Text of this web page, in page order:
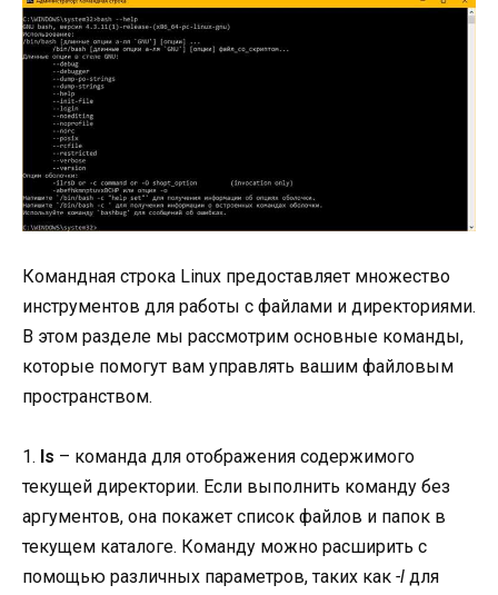
Командная строка Linux предоставляет множество
инструментов для работы с файлами и директориями.
В этом разделе мы рассмотрим основные команды,
которые помогут вам управлять вашим файловым
пространством.
1. ls – команда для отображения содержимого
текущей директории. Если выполнить команду без
аргументов, она покажет список файлов и папок в
текущем каталоге. Команду можно расширить с
помощью различных параметров, таких как -l для